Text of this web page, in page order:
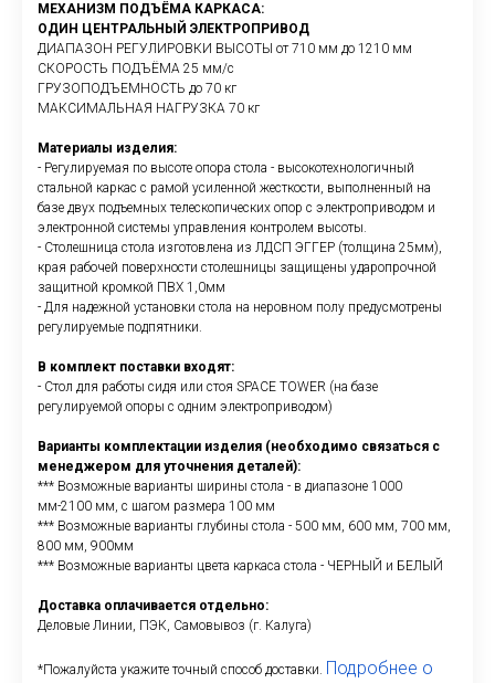
МЕХАНИЗМ ПОДЪЁМА КАРКАСА:
ОДИН ЦЕНТРАЛЬНЫЙ ЭЛЕКТРОПРИВОД
ДИАПАЗОН РЕГУЛИРОВКИ ВЫСОТЫ от 710 мм до 1210 мм
СКОРОСТЬ ПОДЪЁМА 25 мм/с
ГРУЗОПОДЪЕМНОСТЬ до 70 кг
МАКСИМАЛЬНАЯ НАГРУЗКА 70 кг
Материалы изделия:
- Регулируемая по высоте опора стола - высокотехнологичный
стальной каркас с рамой усиленной жесткости, выполненный на
базе двух подъемных телескопических опор с электроприводом и
электронной системы управления контролем высоты.
- Столешница стола изготовлена из ЛДСП ЭГГЕР (толщина 25мм),
края рабочей поверхности столешницы защищены ударопрочной
защитной кромкой ПВХ 1,0мм
- Для надежной установки стола на неровном полу предусмотрены
регулируемые подпятники.
В комплект поставки входят:
- Стол для работы сидя или стоя SPACE TOWER (на базе
регулируемой опоры с одним электроприводом)
Варианты комплектации изделия (необходимо связаться с
менеджером для уточнения деталей):
*** Возможные варианты ширины стола - в диапазоне 1000
мм-2100 мм, с шагом размера 100 мм
*** Возможные варианты глубины стола - 500 мм, 600 мм, 700 мм,
800 мм, 900мм
*** Возможные варианты цвета каркаса стола - ЧЕРНЫЙ и БЕЛЫЙ
Доставка оплачивается отдельно:
Деловые Линии, ПЭК, Самовывоз (г. Калуга)
*Пожалуйста укажите точный способ доставки. Подробнее о